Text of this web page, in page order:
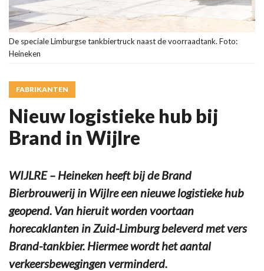
De speciale Limburgse tankbiertruck naast de voorraadtank. Foto:
Heineken
FABRIKANTEN
Nieuw logistieke hub bij
Brand in Wijlre
WIJLRE – Heineken heeft bij de Brand
Bierbrouwerij in Wijlre een nieuwe logistieke hub
geopend. Van hieruit worden voortaan
horecaklanten in Zuid-Limburg beleverd met vers
Brand-tankbier. Hiermee wordt het aantal
verkeersbewegingen verminderd.